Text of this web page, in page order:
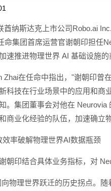
酋纳斯达克上市公司Robo.ai
命集团首席运营官谢朝印担任
速推进物理世界 AI 基础设施的
Zhai在任命中指出，"谢朝印
科技在行业场景中的应用和
。集团董事会对他在
商业化经验的队伍，加速确立
率破解物理世界AI数据瓶颈
朝印结合具体业务指标，对
物理世界跃迁的历史拐点。